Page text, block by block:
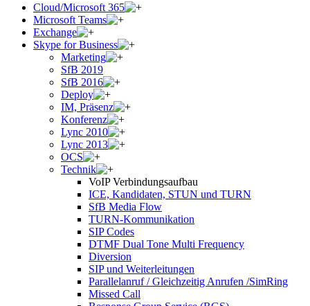
Cloud/Microsoft 365
Microsoft Teams
Exchange
Skype for Business
Marketing
SfB 2019
SfB 2016
Deploy
IM, Präsenz
Konferenz
Lync 2010
Lync 2013
OCS
Technik
VoIP Verbindungsaufbau
ICE, Kandidaten, STUN und TURN
SfB Media Flow
TURN-Kommunikation
SIP Codes
DTMF Dual Tone Multi Frequency
Diversion
SIP und Weiterleitungen
Parallelanruf / Gleichzeitig Anrufen /SimRing
Missed Call